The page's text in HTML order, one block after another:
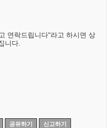
연락드립니다"라고 하시면 상
니다.
공유하기 신고하기